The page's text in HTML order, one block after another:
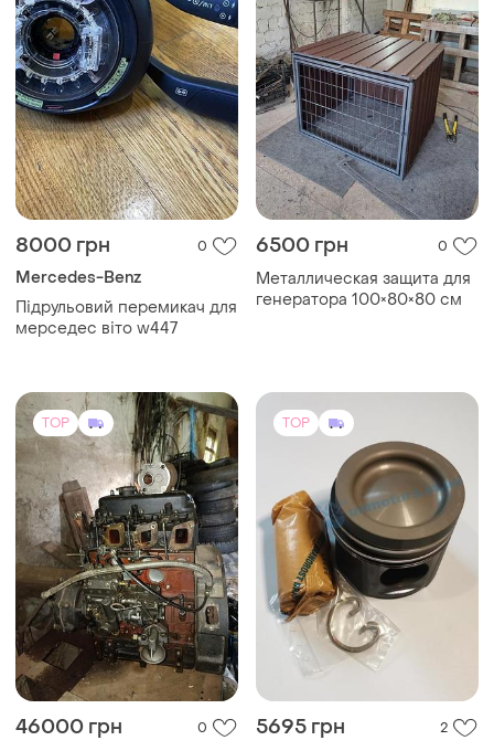
8000 грн 0
Mercedes-Benz
Підрульовий перемикач для
мерседес віто w447
6500 грн 0
Металлическая защита для
генератора 100×80×80 см
TOP
46000 грн 0
TOP
5695 грн 2